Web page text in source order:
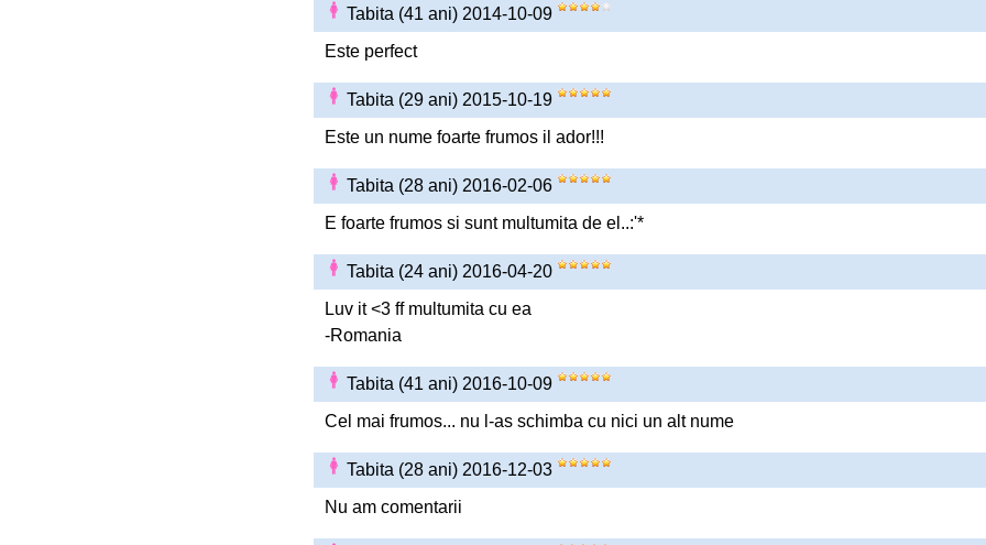
Tabita (41 ani) 2014-10-09
Este perfect
Tabita (29 ani) 2015-10-19
Este un nume foarte frumos il ador!!!
Tabita (28 ani) 2016-02-06
E foarte frumos si sunt multumita de el..:'*
Tabita (24 ani) 2016-04-20
Luv it <3 ff multumita cu ea
-Romania
Tabita (41 ani) 2016-10-09
Cel mai frumos... nu l-as schimba cu nici un alt nume
Tabita (28 ani) 2016-12-03
Nu am comentarii